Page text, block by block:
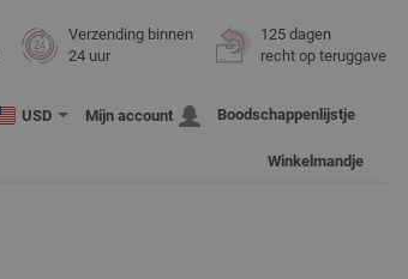
Verzending binnen
24 uur
125 dagen
recht op teruggave
USD Mijn account Boodschappenlijstje
Winkelmandje